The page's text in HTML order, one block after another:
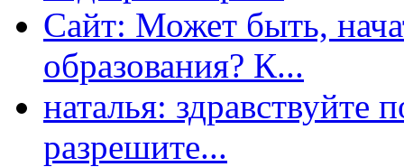
Сайт: Может быть,
образования? К...
наталья: здравствуйте
разрешите...